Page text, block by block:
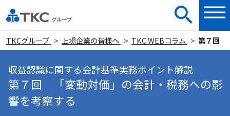
TKCグループ 上場企業の皆様へ TKC WEBコラム 第７回
収益認識に関する会計基準実務ポイント解説
第７回 「変動対価」の会計・税務への影
響を考察する